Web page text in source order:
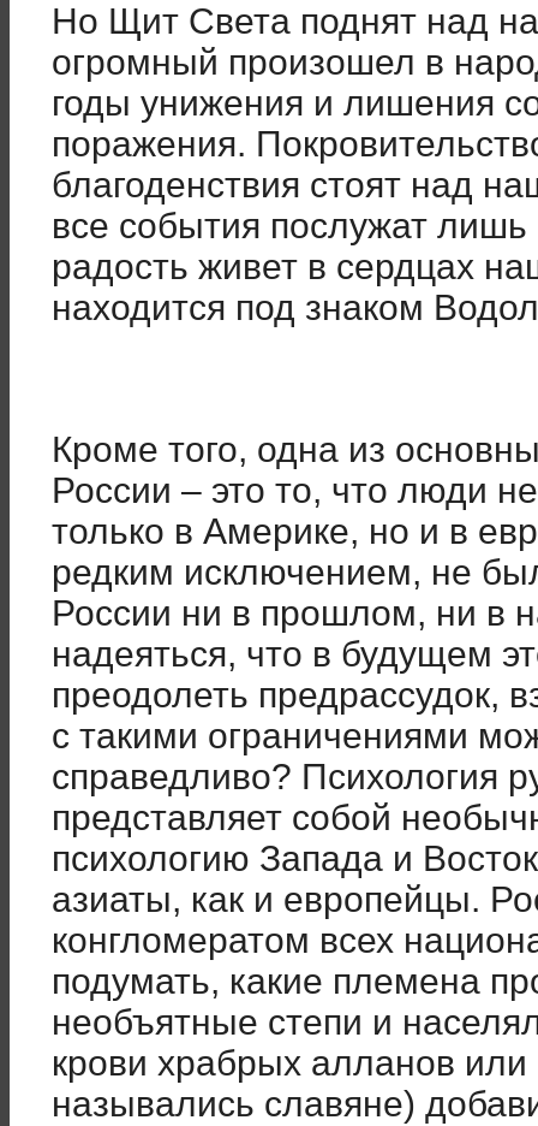
Но Щит Света поднят над
огромный произошел в
годы унижения и лишения
поражения.
благоденствия стоят над
все события послужат лишь
радость живет в сердцах
находится под знаком
Кроме того, одна из
России – это то, что люди
только в Америке, но и в
редким исключением, не
России ни в прошлом, ни в
надеяться, что в будущем
преодолеть предрассудок,
с такими ограничениями
справедливо? Психология
представляет собой
психологию Запада и
азиаты, как и европейцы.
конгломератом всех
подумать, какие племена
необъятные степи и
крови храбрых алланов или
назывались славяне)